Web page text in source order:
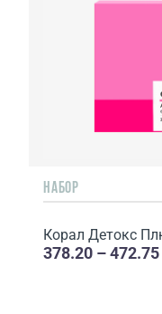
НАБОР
Корал Детокс
378.20 – 472.75